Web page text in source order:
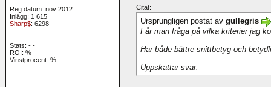
Reg.datum: nov 2012
Inlägg: 1 615
Sharp$: 6298
Stats: - -
ROI: %
Vinstprocent: %
Citat:
Ursprungligen postat av gullegris
Får man fråga på vilka kriterier jag
Har både bättre snittbetyg och
Uppskattar svar.